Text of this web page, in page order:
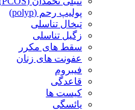
پولیپ رحم (polyp)
تبخال تناسلی
زگیل تناسلی
سقط های مکرر
عفونت های زنان
فیبروم
قاعدگی
کیست ها
یائسگی